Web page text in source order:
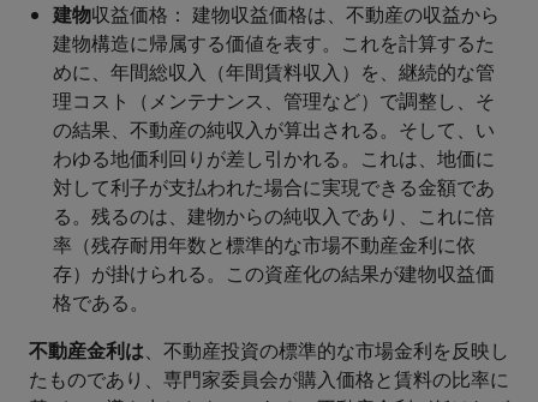
建物収益価格： 建物収益価格は、不動産の収益から
建物構造に帰属する価値を表す。これを計算するた
めに、年間総収入（年間賃料収入）を、継続的な管
理コスト（メンテナンス、管理など）で調整し、そ
の結果、不動産の純収入が算出される。そして、い
わゆる地価利回りが差し引かれる。これは、地価に
対して利子が支払われた場合に実現できる金額であ
る。残るのは、建物からの純収入であり、これに倍
率（残存耐用年数と標準的な市場不動産金利に依
存）が掛けられる。この資産化の結果が建物収益価
格である。
不動産金利は、不動産投資の標準的な市場金利を反映し
たものであり、専門家委員会が購入価格と賃料の比率に